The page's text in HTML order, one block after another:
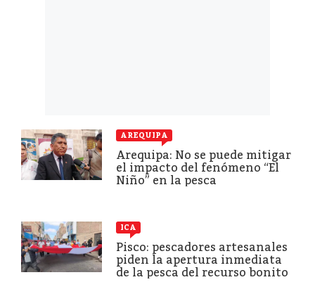
AREQUIPA
Arequipa: No se puede mitigar
el impacto del fenómeno “El
Niño” en la pesca
ICA
Pisco: pescadores artesanales
piden la apertura inmediata
de la pesca del recurso bonito